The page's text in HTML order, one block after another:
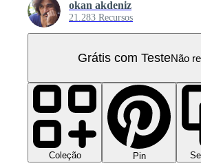
okan akdeniz
21.283 Recursos
Grátis com TesteNão
Coleção Pin